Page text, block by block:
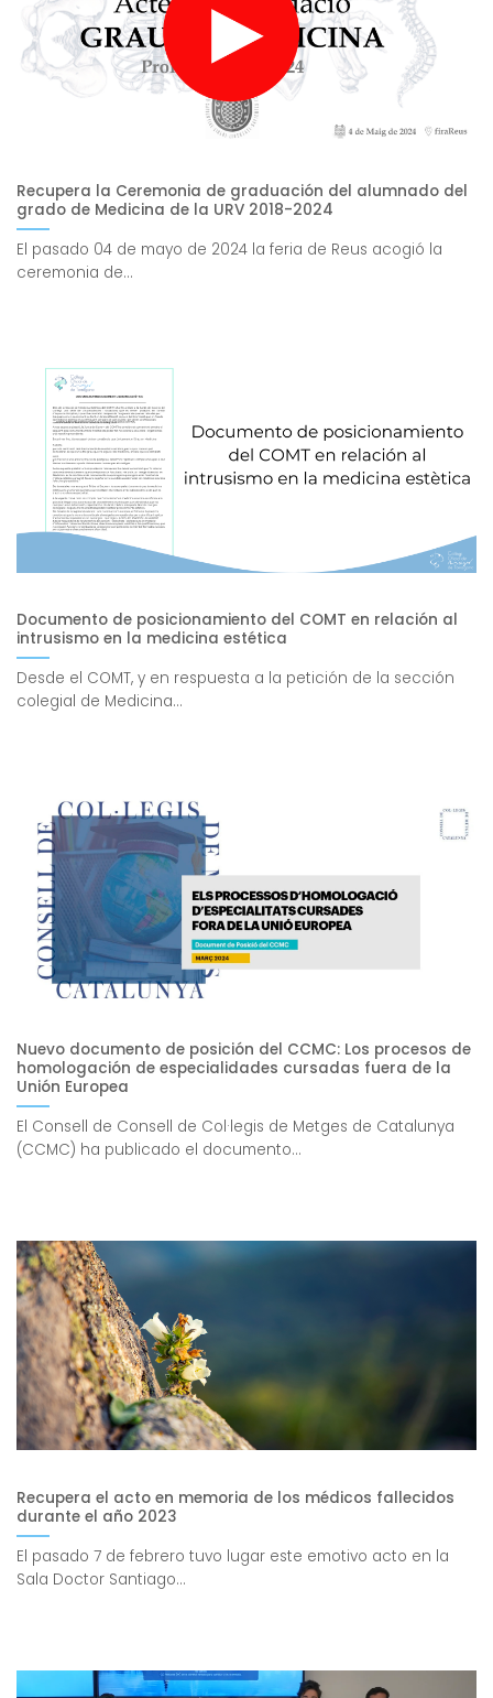
Recupera la Ceremonia de graduación del alumnado del
grado de Medicina de la URV 2018-2024
El pasado 04 de mayo de 2024 la feria de Reus acogió la
ceremonia de...
Documento de posicionamiento del COMT en relación al
intrusismo en la medicina estética
Desde el COMT, y en respuesta a la petición de la sección
colegial de Medicina...
Nuevo documento de posición del CCMC: Los procesos de
homologación de especialidades cursadas fuera de la
Unión Europea
El Consell de Consell de Col·legis de Metges de Catalunya
(CCMC) ha publicado el documento...
Recupera el acto en memoria de los médicos fallecidos
durante el año 2023
El pasado 7 de febrero tuvo lugar este emotivo acto en la
Sala Doctor Santiago...